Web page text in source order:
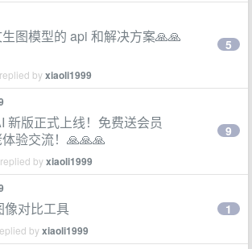
图模型的 api 和解决方案🙏🙏
byxiaoli1999
5
新版正式上线！免费送会员
验交流！🙏🙏🙏
byxiaoli1999
9
对比工具
byxiaoli1999
1